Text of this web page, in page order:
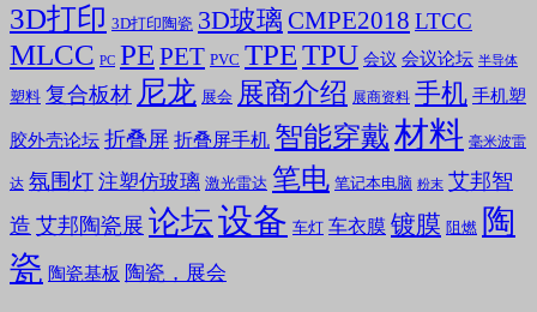
3D打印 3D打印陶瓷 3D玻璃 CMPE2018 LTCC
MLCC PC PE PET PVC TPETPU 会议 会议论坛 半导体
塑料 复合板材 尼龙 展会 展商介绍 展商资料 手机 手机塑
胶外壳论坛 折叠屏 折叠屏手机 智能穿戴材料 毫米波雷
达 氛围灯 注塑仿玻璃 激光雷达 笔电 笔记本电脑 粉末 艾邦智
造 艾邦陶瓷展 论坛设备 车灯 车衣膜 镀膜 阻燃 陶
瓷 陶瓷基板 陶瓷，展会